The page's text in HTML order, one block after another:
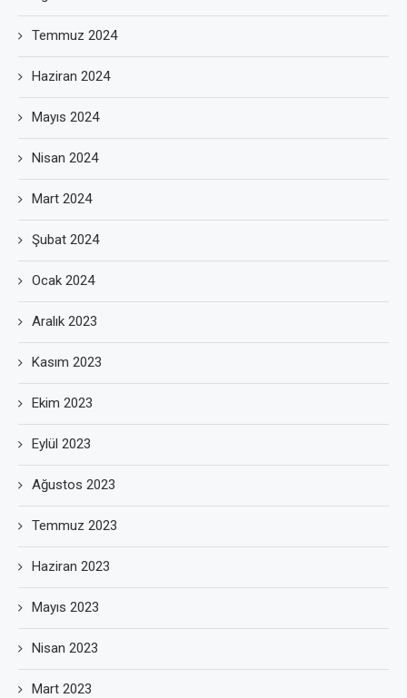
Temmuz 2024
Haziran 2024
Mayıs 2024
Nisan 2024
Mart 2024
Şubat 2024
Ocak 2024
Aralık 2023
Kasım 2023
Ekim 2023
Eylül 2023
Ağustos 2023
Temmuz 2023
Haziran 2023
Mayıs 2023
Nisan 2023
Mart 2023